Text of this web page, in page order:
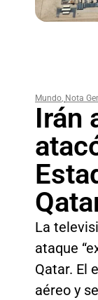
Mundo, Nota
Irán
La
ataque
Qatar. El
aéreo y